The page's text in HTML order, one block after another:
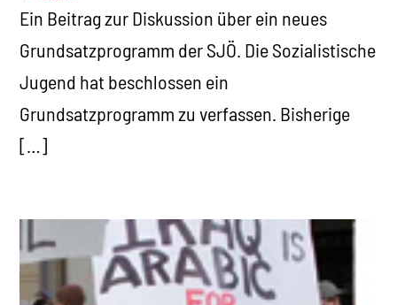
Ein Beitrag zur Diskussion über ein neues
Grundsatzprogramm der SJÖ. Die Sozialistische
Jugend hat beschlossen ein
Grundsatzprogramm zu verfassen. Bisherige
[…]